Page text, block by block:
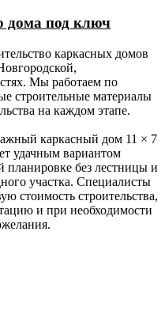
мм Роквул (или аналог),
Ондутис В (или
с двух сторон
утеплителя, контр
из бруска 30 х 50
Шпунтованная
доска 36 мм.
Имитация
дома под ключ
каркасных домов
Мы работаем по
строительные материалы
на каждом этапе.
каркасный дом 11 × 7
удачным вариантом
планировке без лестницы и
участка. Специалисты
стоимость строительства,
и при необходимости